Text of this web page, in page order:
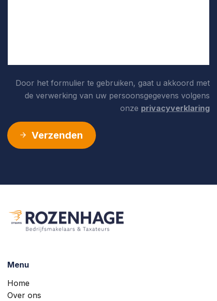
Door het formulier te gebruiken, gaat u akkoord met
de verwerking van uw persoonsgegevens volgens
onze privacyverklaring
Verzenden
Menu
Home
Over ons